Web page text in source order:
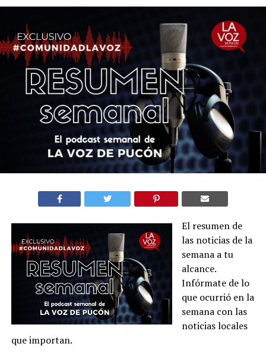
El resumen de
las noticias de la
semana a tu
alcance.
Infórmate de lo
que ocurrió en la
semana con las
noticias locales
que importan.